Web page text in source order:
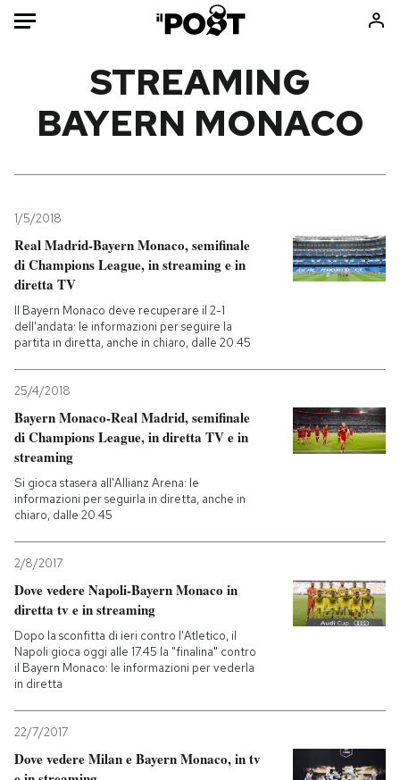
HOME
Mondo
Tecnologia
Internet
Scienza
Cultura
Economia
Libri
Ok Boomer!
Altrecose
PODCAST
NEWSLETTER
SHOP
CALENDARIO
AREA PERSONALE
Entra
STREAMING
BAYERN MONACO
1/5/2018
Real Madrid-Bayern Monaco, semifinale
di Champions League, in streaming e in
diretta TV
Il Bayern Monaco deve recuperare il 2-1
dell'andata: le informazioni per seguire la
partita in diretta, anche in chiaro, dalle 20.45
25/4/2018
Bayern Monaco-Real Madrid, semifinale
di Champions League, in diretta TV e in
streaming
Si gioca stasera all'Allianz Arena: le
informazioni per seguirla in diretta, anche in
chiaro, dalle 20.45
2/8/2017
Dove vedere Napoli-Bayern Monaco in
diretta tv e in streaming
Dopo la sconfitta di ieri contro l'Atletico, il
Napoli gioca oggi alle 17.45 la "finalina" contro
il Bayern Monaco: le informazioni per vederla
in diretta
22/7/2017
Dove vedere Milan e Bayern Monaco, in tv